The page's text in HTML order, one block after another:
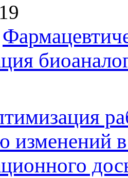
изменений